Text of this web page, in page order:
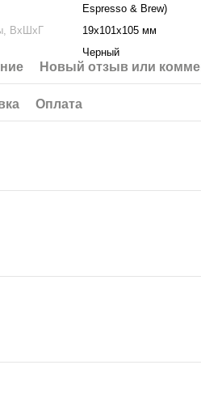
Espresso & Brew)
ВхШхГ
19x101x105 мм
Черный
Новый отзыв или
Оплата